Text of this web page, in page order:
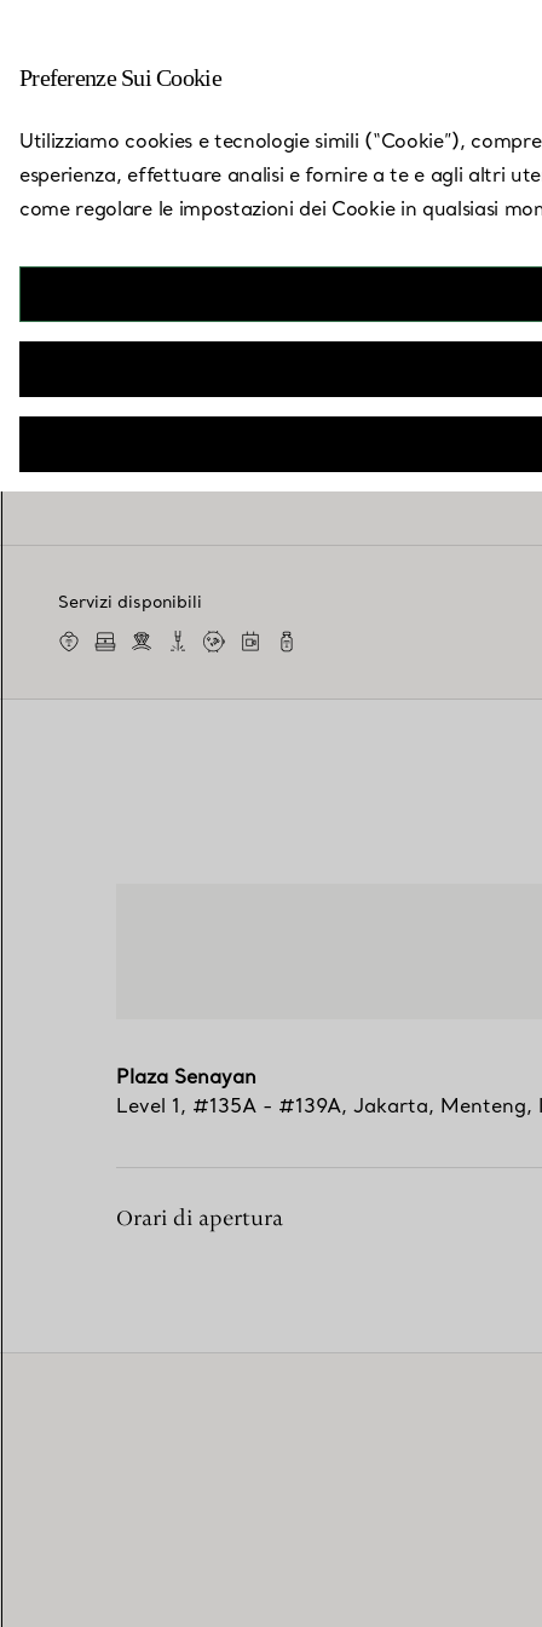
Torna a Trova un negozio
Servizi disponibili
Plaza Senayan
Level 1, #135A - #139A, Jakarta, Menteng,
Orari di apertura
Preferenze Sui Cookie
Utilizziamo cookies e tecnologie simili (“Cookie”),
esperienza, effettuare analisi e fornire a te e agli altri
come regolare le impostazioni dei Cookie in qualsiasi